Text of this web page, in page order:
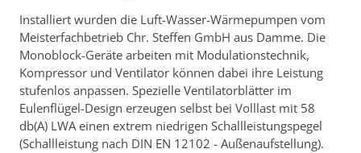
Installiert wurden die Luft-Wasser-Wärmepumpen vom
Meisterfachbetrieb Chr. Steffen GmbH aus Damme. Die
Monoblock-Geräte arbeiten mit Modulationstechnik,
Kompressor und Ventilator können dabei ihre Leistung
stufenlos anpassen. Spezielle Ventilatorblätter im
Eulenflügel-Design erzeugen selbst bei Volllast mit 58
db(A) LWA einen extrem niedrigen Schallleistungspegel
(Schallleistung nach DIN EN 12102 - Außenaufstellung).